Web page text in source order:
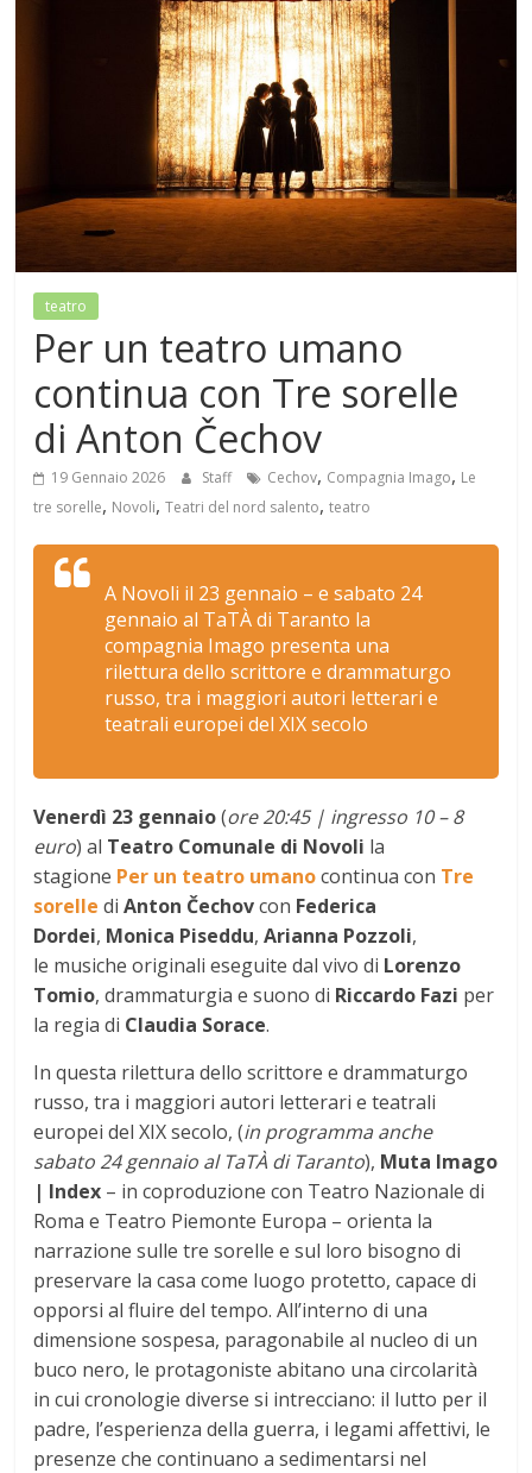
curiosità
teatro
Per un teatro umano
continua con Tre sorelle
di Anton Čechov
19 Gennaio 2026 Staff Cechov, Compagnia Imago, Le
tre sorelle, Novoli,Teatri del nord salento,teatro
A Novoli il 23 gennaio – e sabato 24
gennaio al TaTÀ di Taranto la
compagnia Imago presenta una
rilettura dello scrittore e drammaturgo
russo, tra i maggiori autori letterari e
teatrali europei del XIX secolo
Venerdì 23 gennaio(ore 20:45 | ingresso 10 – 8
euro) al Teatro Comunale di Novoli la
stagione Per un teatro umanocontinua con Tre
sorelle diAnton Čechovcon Federica
Dordei, Monica Piseddu,Arianna Pozzoli,
le musiche originali eseguite dal vivo di Lorenzo
Tomio, drammaturgia e suono di Riccardo Fazi per
la regia di Claudia Sorace.
In questa rilettura dello scrittore e drammaturgo
russo, tra i maggiori autori letterari e teatrali
europei del XIX secolo, (in programma anche
sabato 24 gennaio al TaTÀ di Taranto), Muta Imago
| Index – in coproduzione con Teatro Nazionale di
Roma e Teatro Piemonte Europa – orienta la
narrazione sulle tre sorelle e sul loro bisogno di
preservare la casa come luogo protetto, capace di
opporsi al fluire del tempo. All’interno di una
dimensione sospesa, paragonabile al nucleo di un
buco nero, le protagoniste abitano una circolarità
in cui cronologie diverse si intrecciano: il lutto per il
padre, l’esperienza della guerra, i legami affettivi, le
presenze che continuano a sedimentarsi nel